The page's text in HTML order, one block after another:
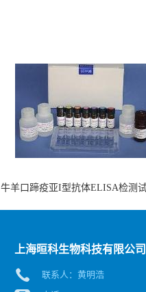
牛羊口蹄疫亚I型抗体ELISA检测
上海晅科生物科技有限公司
联系人：黄明浩